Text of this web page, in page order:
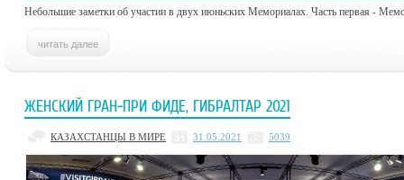
Небольшие заметки об участии в двух июньских Мемориалах. Часть первая -
ЖЕНСКИЙ ГРАН-ПРИ ФИДЕ, ГИБРАЛТАР 2021
КАЗАХСТАНЦЫ В МИРЕ 31.05.2021 5039